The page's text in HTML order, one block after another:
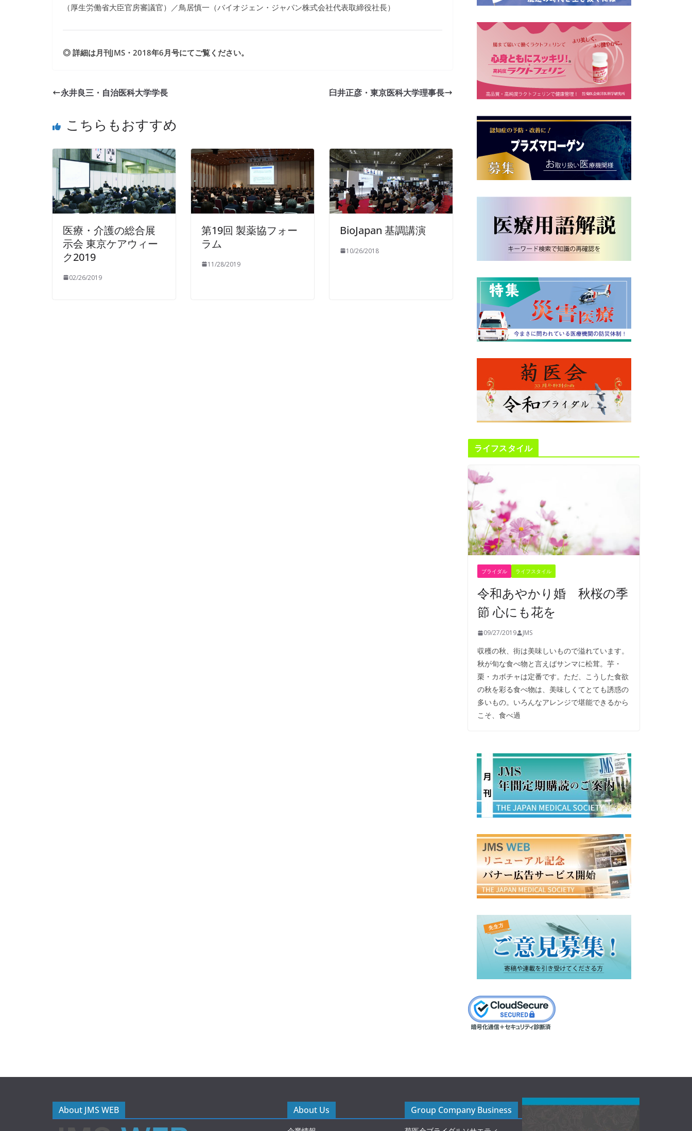
（厚生労働省大臣官房審議官）／鳥居慎一（バイオジェン・ジャパン株式会社代表取締役社長）
◎ 詳細は月刊JMS・2018年6月号にてご覧ください。
永井良三・自治医科大学学長 臼井正彦・東京医科大学理事長
こちらもおすすめ
医療・介護の総合展
示会 東京ケアウィー
ク2019
02/26/2019
第19回 製薬協フォー
ラム
11/28/2019
BioJapan 基調講演
10/26/2018
ライフスタイル
ブライダル ライフスタイル
令和あやかり婚 秋桜の季
節 心にも花を
09/27/2019 JMS
収穫の秋、街は美味しいもので溢れています。
秋が旬な食べ物と言えばサンマに松茸。芋・
栗・カボチャは定番です。ただ、こうした食欲
の秋を彩る食べ物は、美味しくてとても誘惑の
多いもの。いろんなアレンジで堪能できるから
こそ、食べ過
About JMS WEB About Us Group Company Business